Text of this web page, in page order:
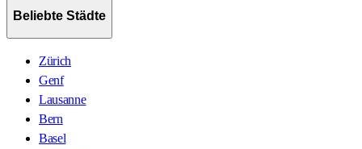
Beliebte Städte
Zürich
Genf
Lausanne
Bern
Basel